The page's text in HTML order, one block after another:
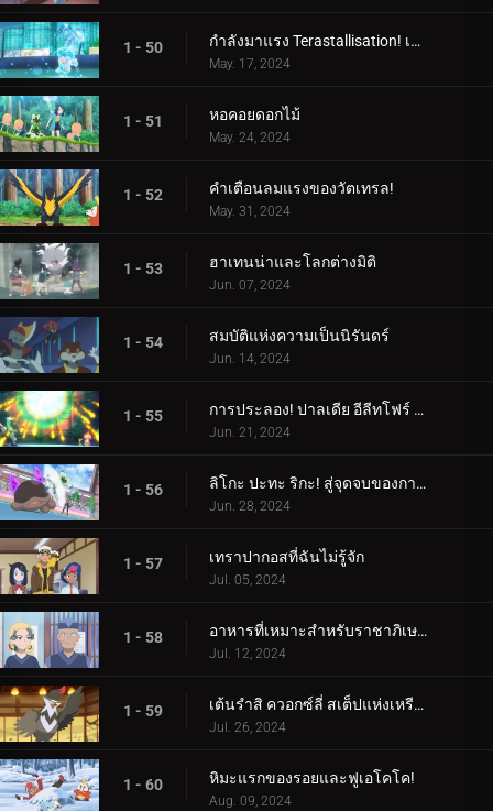
1 - 50 กำลังมาแรง Terastallisation! เต้น เต้น Quaxly!
May. 17, 2024
1 - 51 หอคอยดอกไม้
May. 24, 2024
1 - 52 คำเตือนลมแรงของวัตเทรล!
May. 31, 2024
1 - 53 ฮาเทนน่าและโลกต่างมิติ
Jun. 07, 2024
1 - 54 สมบัติแห่งความเป็นนิรันดร์
Jun. 14, 2024
1 - 55 การประลอง! ปาลเดีย อีลีทโฟร์ (1)
Jun. 21, 2024
1 - 56 ลิโกะ ปะทะ ริกะ! สู่จุดจบของการต่อสู้ (2)
Jun. 28, 2024
1 - 57 เทราปากอสที่ฉันไม่รู้จัก
Jul. 05, 2024
1 - 58 อาหารที่เหมาะสำหรับราชาภิเษก!
Jul. 12, 2024
1 - 59 เต้นรำสิ ควอกซ์ลี่ สเต็ปแห่งเหรียญสีน้ำเงิน!
Jul. 26, 2024
1 - 60 หิมะแรกของรอยและฟูเอโคโค!
Aug. 09, 2024